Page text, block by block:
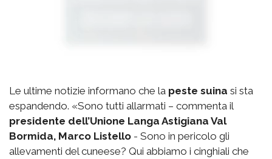
Le ultime notizie informano che la peste suina si sta
espandendo. «Sono tutti allarmati – commenta il
presidente dell’Unione Langa Astigiana Val
Bormida, Marco Listello - Sono in pericolo gli
allevamenti del cuneese? Qui abbiamo i cinghiali che